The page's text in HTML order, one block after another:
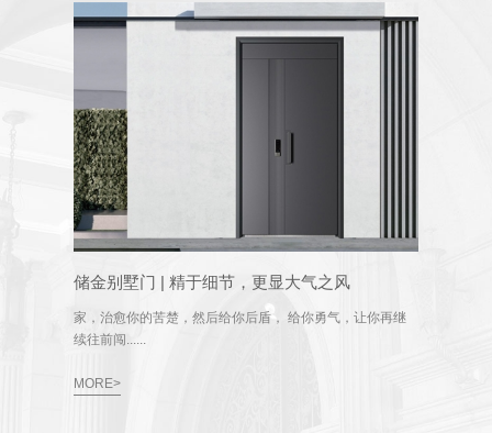
储金别墅门 | 精于细节，更显大气之风
家，治愈你的苦楚，然后给你后盾， 给你勇气，让你再继
续往前闯......
MORE>